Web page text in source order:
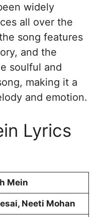
widely
all over the
song features
and the
soulful and
making it a
and emotion.
Lyrics
Mein
Neeti Mohan